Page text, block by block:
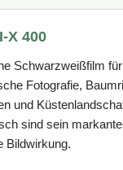
X 400
Schwarzweißfilm für
Fotografie,
und
sind sein
Bildwirkung.